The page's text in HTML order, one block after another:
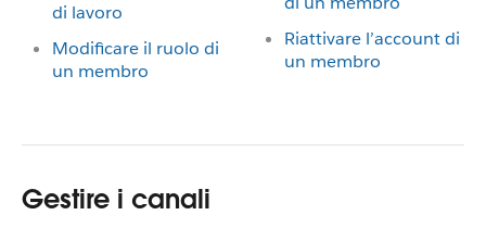
di lavoro
Modificare il ruolo di
un membro
Riattivare l’account di
un membro
Gestire i canali